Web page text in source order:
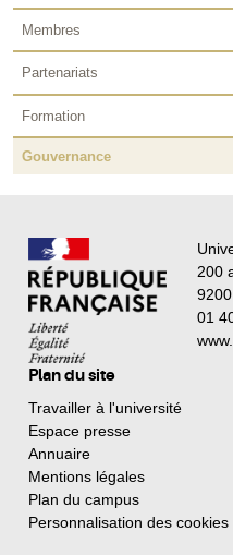
Membres
Partenariats
Formation
Gouvernance
200
01
Plan du site
Travailler à l'université
Espace presse
Annuaire
Mentions légales
Plan du campus
Personnalisation des cookies